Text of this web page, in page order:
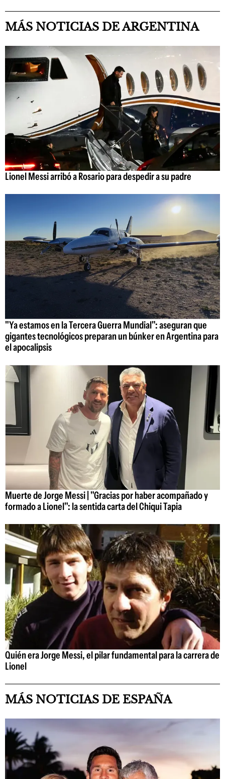
MÁS NOTICIAS DE ARGENTINA
Lionel Messi arribó a Rosario para despedir a su padre
"Ya estamos en la Tercera Guerra Mundial": aseguran que
gigantes tecnológicos preparan un búnker en Argentina para
el apocalipsis
Muerte de Jorge Messi | "Gracias por haber acompañado y
formado a Lionel": la sentida carta del Chiqui Tapia
Quién era Jorge Messi, el pilar fundamental para la carrera de
Lionel
MÁS NOTICIAS DE ESPAÑA